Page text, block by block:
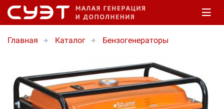
Главная Каталог Бензогенераторы